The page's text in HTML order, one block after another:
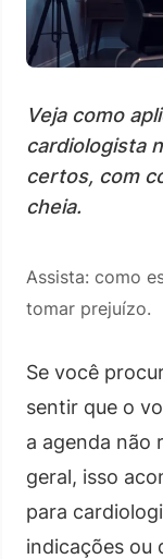
Veja como
cardiologista
certos, com
cheia.
Assista: como
tomar prejuízo.
Se você
sentir que o
a agenda não
geral, isso
para
indicações ou